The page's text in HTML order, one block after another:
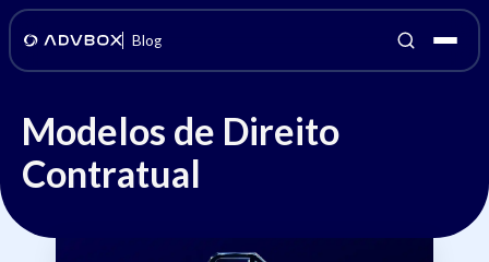
Blog
Modelos de Direito
Contratual